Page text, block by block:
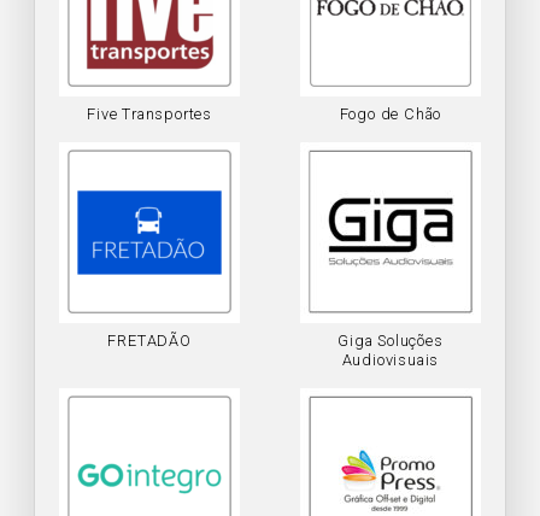
Five Transportes Fogo de Chão
FRETADÃO
Giga Soluções
Audiovisuais